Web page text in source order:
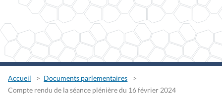
Accueil
Documents parlementaires
Compte rendu de la séance plénière du 16 février 2024